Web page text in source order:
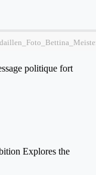
politique fort
Explores the